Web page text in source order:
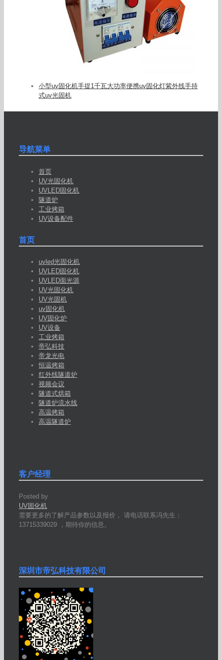
小型uv固化机手提1千瓦大功率便携uv固化灯紫外线手持
式uv光固机
导航菜单
首页
UV光固化机
UVLED固化机
隧道炉
工业烤箱
UV设备配件
首页
uvled光固化机
UVLED固化机
UVLED面光源
UV光固化机
UV光固机
uv固化机
UV固化炉
UV设备
工业烤箱
帝弘科技
帝龙光电
恒温烤箱
红外线隧道炉
视频会议
隧道式烘箱
隧道炉流水线
高温烤箱
高温隧道炉
客户经理
Posted by
UV固化机
需要更多的了解产品参数以及报价， 请电话联系冯先生：
13715339029 ，期待你的信息。
深圳市帝弘科技有限公司